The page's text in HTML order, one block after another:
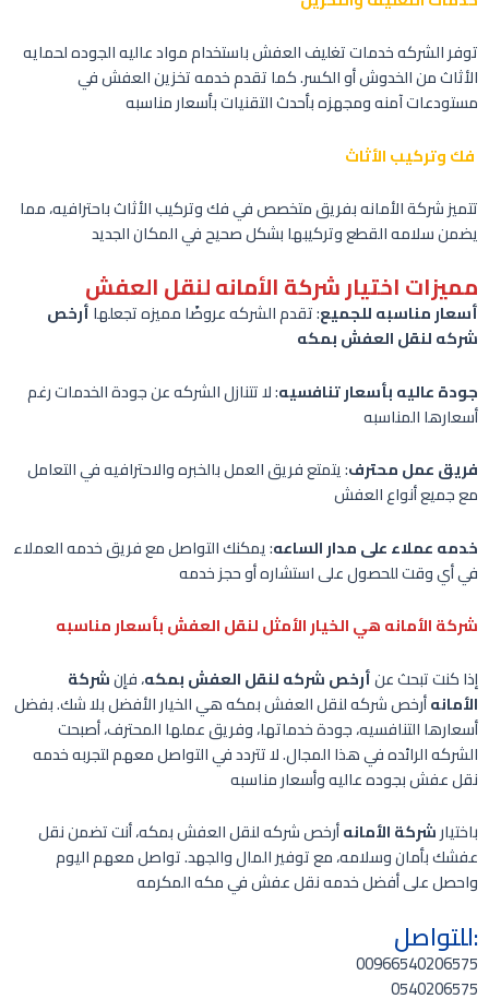
توفر الشركه خدمات تغليف العفش باستخدام مواد عاليه الجوده لحمايه
الأثاث من الخدوش أو الكسر. كما تقدم خدمه تخزين العفش في
مستودعات آمنه ومجهزه بأحدث التقنيات بأسعار مناسبه
فك وتركيب الأثاث
تتميز شركة الأمانه بفريق متخصص في فك وتركيب الأثاث باحترافيه، مما
يضمن سلامه القطع وتركيبها بشكل صحيح في المكان الجديد
مميزات اختيار شركة الأمانه لنقل العفش
أسعار مناسبه للجميع: تقدم الشركه عروضًا مميزه تجعلهاأرخص
شركه لنقل العفش بمكه
جودة عاليه بأسعار تنافسيه: لا تتنازل الشركه عن جودة الخدمات رغم
أسعارها المناسبه
فريق عمل محترف: يتمتع فريق العمل بالخبره والاحترافيه في التعامل
مع جميع أنواع العفش
خدمه عملاء على مدار الساعه: يمكنك التواصل مع فريق خدمه العملاء
في أي وقت للحصول على استشاره أو حجز خدمه
شركة الأمانه هي الخيار الأمثل لنقل العفش بأسعار مناسبه
إذا كنت تبحث عنأرخص شركه لنقل العفش بمكه، فإنشركة
الأمانهأرخص شركه لنقل العفش بمكه هي الخيار الأفضل بلا شك. بفضل
أسعارها التنافسيه، جودة خدماتها، وفريق عملها المحترف، أصبحت
الشركه الرائده في هذا المجال. لا تتردد في التواصل معهم لتجربه خدمه
نقل عفش بجوده عاليه وأسعار مناسبه
باختيارشركة الأمانهأرخص شركه لنقل العفش بمكه، أنت تضمن نقل
عفشك بأمان وسلامه، مع توفير المال والجهد. تواصل معهم اليوم
واحصل على أفضل خدمه نقل عفش في مكه المكرمه
:للتواصل
00966540206575
0540206575